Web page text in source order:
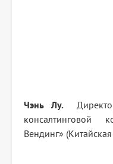
Чэнь Лу.
консалтинговой
Вендинг»